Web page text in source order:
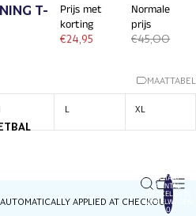
TOTAAL
AANTAL
ARTIKELEN IN
WINKELWAGEN:
0
T-
Prijs met
korting
€24,95
Normale
prijs
€45,00
MAATTABEL
L XL
APPLIED AT CHECKOUT